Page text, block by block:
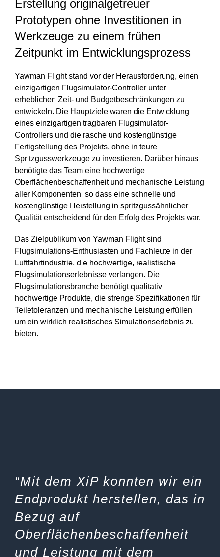
Erstellung originalgetreuer
Prototypen ohne Investitionen in
Werkzeuge zu einem frühen
Zeitpunkt im Entwicklungsprozess
Yawman Flight stand vor der Herausforderung, einen
einzigartigen Flugsimulator-Controller unter
erheblichen Zeit- und Budgetbeschränkungen zu
entwickeln. Die Hauptziele waren die Entwicklung
eines einzigartigen tragbaren Flugsimulator-
Controllers und die rasche und kostengünstige
Fertigstellung des Projekts, ohne in teure
Spritzgusswerkzeuge zu investieren. Darüber hinaus
benötigte das Team eine hochwertige
Oberflächenbeschaffenheit und mechanische Leistung
aller Komponenten, so dass eine schnelle und
kostengünstige Herstellung in spritzgussähnlicher
Qualität entscheidend für den Erfolg des Projekts war.
Das Zielpublikum von Yawman Flight sind
Flugsimulations-Enthusiasten und Fachleute in der
Luftfahrtindustrie, die hochwertige, realistische
Flugsimulationserlebnisse verlangen. Die
Flugsimulationsbranche benötigt qualitativ
hochwertige Produkte, die strenge Spezifikationen für
Teiletoleranzen und mechanische Leistung erfüllen,
um ein wirklich realistisches Simulationserlebnis zu
bieten.
“Mit dem XiP konnten wir ein
Endprodukt herstellen, das in
Bezug auf
Oberflächenbeschaffenheit
und Leistung mit dem